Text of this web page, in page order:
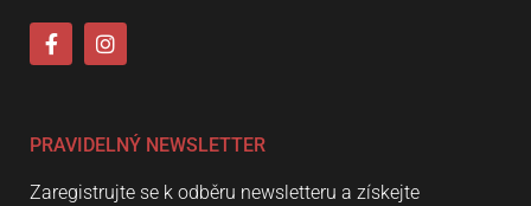
PRAVIDELNÝ NEWSLETTER
Zaregistrujte se k odběru newsletteru a získejte